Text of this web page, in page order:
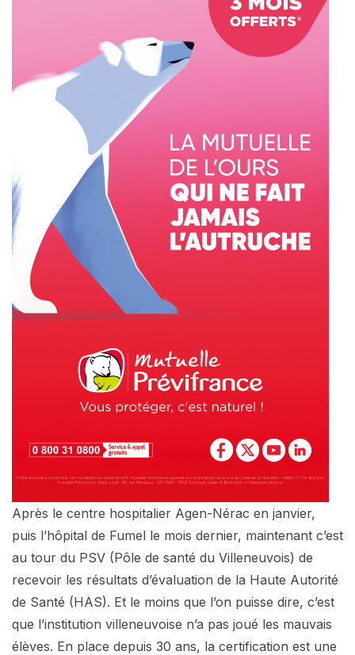
Après le centre hospitalier Agen-Nérac en janvier,
puis l’hôpital de Fumel le mois dernier, maintenant c’est
au tour du PSV (Pôle de santé du Villeneuvois) de
recevoir les résultats d’évaluation de la Haute Autorité
de Santé (HAS). Et le moins que l’on puisse dire, c’est
que l’institution villeneuvoise n’a pas joué les mauvais
élèves. En place depuis 30 ans, la certification est une